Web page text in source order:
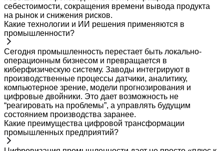
себестоимости, сокращения времени вывода продукта
на рынок и снижения рисков.
Какие технологии и ИИ решения применяются в
промышленности?
Сегодня промышленность перестает быть локально-
операционным бизнесом и превращается в
киберфизическую систему. Заводы интегрируют в
производственные процессы датчики, аналитику,
компьютерное зрение, модели прогнозирования и
цифровые двойники. Это дает возможность не
“реагировать на проблемы”, а управлять будущим
состоянием производства заранее.
Какие преимущества цифровой трансформации
промышленных предприятий?